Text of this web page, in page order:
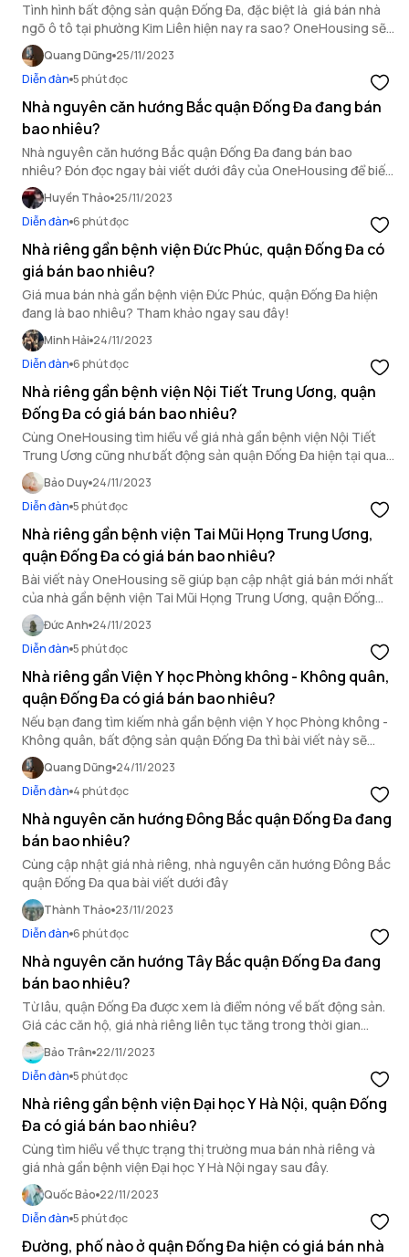
Tình hình bất động sản quận Đống Đa, đặc biệt là giá bán nhà
ngõ ô tô tại phường Kim Liên hiện nay ra sao? OneHousing sẽ
giải đáp cho bạn.
Quang Dũng 25/11/2023
Diễn đàn 5 phút đọc
Nhà nguyên căn hướng Bắc quận Đống Đa đang bán
bao nhiêu?
Nhà nguyên căn hướng Bắc quận Đống Đa đang bán bao
nhiêu? Đón đọc ngay bài viết dưới đây của OneHousing để biết
rõ câu trả lời.
Huyền Thảo 25/11/2023
Diễn đàn 6 phút đọc
Nhà riêng gần bệnh viện Đức Phúc, quận Đống Đa có
giá bán bao nhiêu?
Giá mua bán nhà gần bệnh viện Đức Phúc, quận Đống Đa hiện
đang là bao nhiêu? Tham khảo ngay sau đây!
Minh Hải 24/11/2023
Diễn đàn 6 phút đọc
Nhà riêng gần bệnh viện Nội Tiết Trung Ương, quận
Đống Đa có giá bán bao nhiêu?
Cùng OneHousing tìm hiểu về giá nhà gần bệnh viện Nội Tiết
Trung Ương cũng như bất động sản quận Đống Đa hiện tại qua
bài viết bên dưới đây.
Bảo Duy 24/11/2023
Diễn đàn 5 phút đọc
Nhà riêng gần bệnh viện Tai Mũi Họng Trung Ương,
quận Đống Đa có giá bán bao nhiêu?
Bài viết này OneHousing sẽ giúp bạn cập nhật giá bán mới nhất
của nhà gần bệnh viện Tai Mũi Họng Trung Ương, quận Đống
Đa.
Đức Anh 24/11/2023
Diễn đàn 5 phút đọc
Nhà riêng gần Viện Y học Phòng không - Không quân,
quận Đống Đa có giá bán bao nhiêu?
Nếu bạn đang tìm kiếm nhà gần bệnh viện Y học Phòng không -
Không quân, bất động sản quận Đống Đa thì bài viết này sẽ
giúp bạn có thêm thông tin tại khu vực này để đưa ra lựa chọn
hợp lý.
Quang Dũng 24/11/2023
Diễn đàn 4 phút đọc
Nhà nguyên căn hướng Đông Bắc quận Đống Đa đang
bán bao nhiêu?
Cùng cập nhật giá nhà riêng, nhà nguyên căn hướng Đông Bắc
quận Đống Đa qua bài viết dưới đây
Thành Thảo 23/11/2023
Diễn đàn 6 phút đọc
Nhà nguyên căn hướng Tây Bắc quận Đống Đa đang
bán bao nhiêu?
Từ lâu, quận Đống Đa được xem là điểm nóng về bất động sản.
Giá các căn hộ, giá nhà riêng liên tục tăng trong thời gian
ngắn. Nhất là với những căn nhà ở hướng Tây Bắc.
Bảo Trân 22/11/2023
Diễn đàn 5 phút đọc
Nhà riêng gần bệnh viện Đại học Y Hà Nội, quận Đống
Đa có giá bán bao nhiêu?
Cùng tìm hiểu về thực trạng thị trường mua bán nhà riêng và
giá nhà gần bệnh viện Đại học Y Hà Nội ngay sau đây.
Quốc Bảo 22/11/2023
Diễn đàn 5 phút đọc
Đường, phố nào ở quận Đống Đa hiện có giá bán nhà